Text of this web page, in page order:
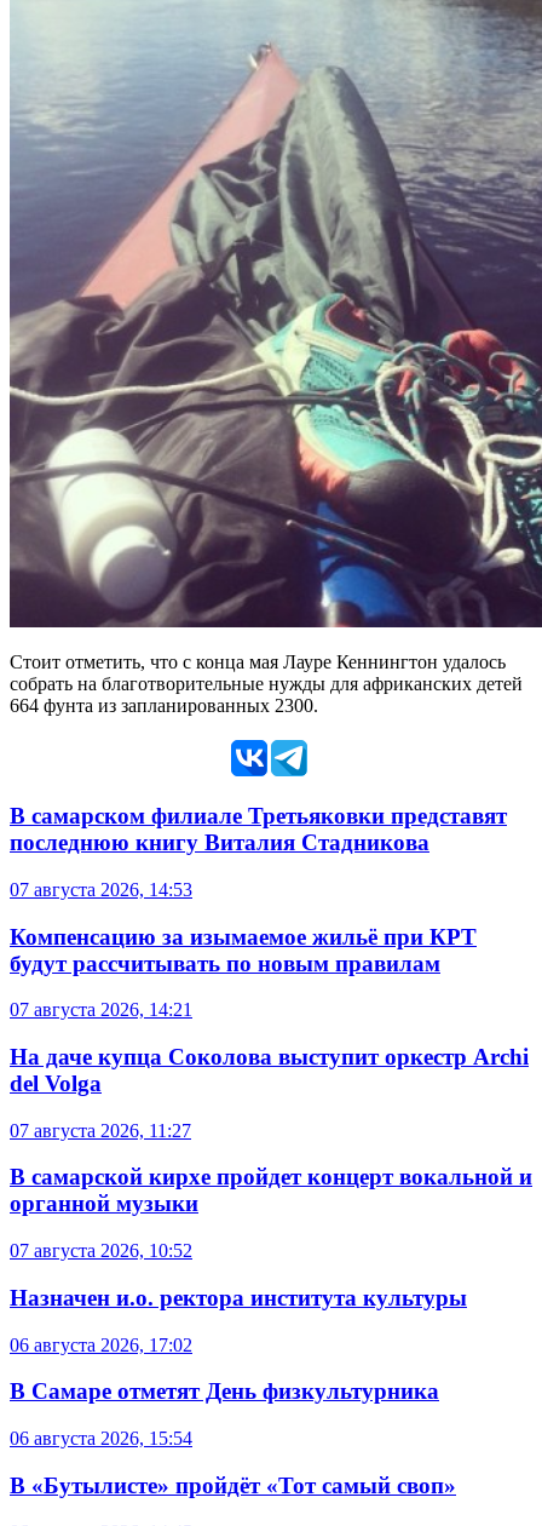
Стоит отметить, что с конца мая Лауре Кеннингтон удалось
собрать на благотворительные нужды для африканских детей
664 фунта из запланированных 2300.
В самарском филиале Третьяковки представят
последнюю книгу Виталия Стадникова
07 августа 2026, 14:53
Компенсацию за изымаемое жильё при КРТ
будут рассчитывать по новым правилам
07 августа 2026, 14:21
На даче купца Соколова выступит оркестр Archi
del Volga
07 августа 2026, 11:27
В самарской кирхе пройдет концерт вокальной и
органной музыки
07 августа 2026, 10:52
Назначен и.о. ректора института культуры
06 августа 2026, 17:02
В Самаре отметят День физкультурника
06 августа 2026, 15:54
В «Бутылисте» пройдёт «Тот самый своп»